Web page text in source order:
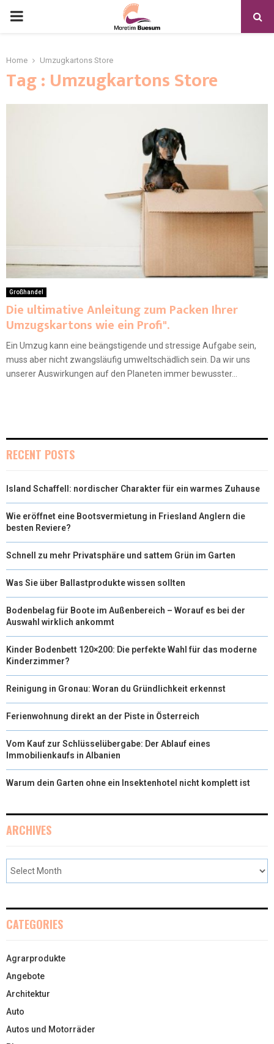
Home Umzugkartons Store
Tag : Umzugkartons Store
Großhandel
Die ultimative Anleitung zum Packen Ihrer
Umzugskartons wie ein Profi".
Ein Umzug kann eine beängstigende und stressige Aufgabe sein,
muss aber nicht zwangsläufig umweltschädlich sein. Da wir uns
unserer Auswirkungen auf den Planeten immer bewusster...
RECENT POSTS
Island Schaffell: nordischer Charakter für ein warmes Zuhause
Wie eröffnet eine Bootsvermietung in Friesland Anglern die
besten Reviere?
Schnell zu mehr Privatsphäre und sattem Grün im Garten
Was Sie über Ballastprodukte wissen sollten
Bodenbelag für Boote im Außenbereich – Worauf es bei der
Auswahl wirklich ankommt
Kinder Bodenbett 120×200: Die perfekte Wahl für das moderne
Kinderzimmer?
Reinigung in Gronau: Woran du Gründlichkeit erkennst
Ferienwohnung direkt an der Piste in Österreich
Vom Kauf zur Schlüsselübergabe: Der Ablauf eines
Immobilienkaufs in Albanien
Warum dein Garten ohne ein Insektenhotel nicht komplett ist
ARCHIVES
CATEGORIES
Agrarprodukte
Angebote
Architektur
Auto
Autos und Motorräder